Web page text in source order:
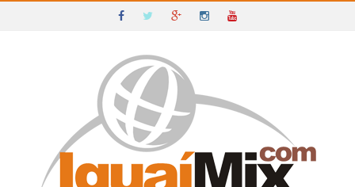
IGUAÍ E SUDOESTE DA BAHIA